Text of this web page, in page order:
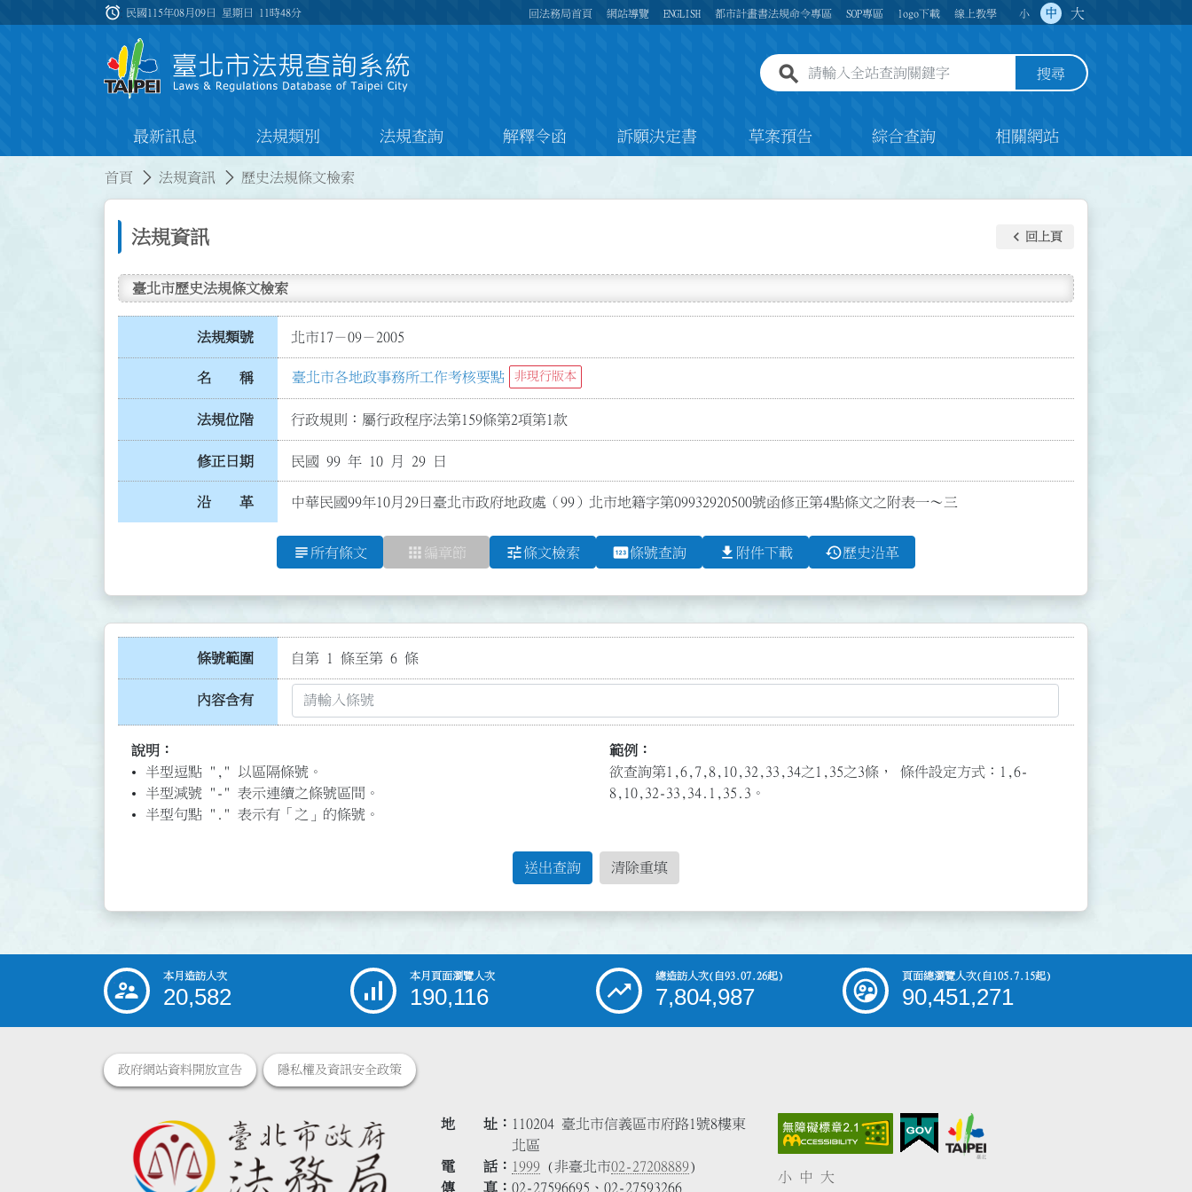
:::
alarm 民國115年08月09日 星期日 11時48分 回法務局首頁 網站導覽 ENGLISH 都市計畫書法規命令專區 SOP專區 logo下載 線上教學 小 中 大
全站查詢關鍵字欄位 搜尋
最新訊息 法規類別 法規查詢 解釋令函 訴願決定書 草案預告 綜合查詢 相關網站
首頁 法規資訊 歷史法規條文檢索
法規資訊 keyboard_arrow_left 回上頁
臺北市歷史法規條文檢索
法規類號 北市17－09－2005
名 稱 臺北市各地政事務所工作考核要點 非現行版本
法規位階 行政規則：屬行政程序法第159條第2項第1款
修正日期 民國 99 年 10 月 29 日
沿 革 中華民國99年10月29日臺北市政府地政處（99）北市地籍字第09932920500號函修正第4點條文之附表一～三
subject 所有條文 apps 編章節 tune條文檢索 pin條號查詢 file_download 附件下載 history歷史沿革
條號範圍 自第 1 條至第 6 條
內容含有
說明：
半型逗點 "," 以區隔條號。
半型減號 "-" 表示連續之條號區間。
半型句點 "." 表示有「之」的條號。
範例：
欲查詢第1,6,7,8,10,32,33,34之1,35之3條， 條件設定方式：1,6-
8,10,32-33,34.1,35.3。
送出查詢 清除重填
::: 本月造訪人次
20,582
本月頁面瀏覽人次
190,116
總造訪人次(自93.07.26起)
7,804,987
頁面總瀏覽人次(自105.7.15起)
90,451,271
政府網站資料開放宣告 隱私權及資訊安全政策
地 址
110204 臺北市信義區市府路1號8樓東
北區
電 話
1999 (非臺北市02-27208889)
傳 真
02-27596695、02-27593266
小 中 大